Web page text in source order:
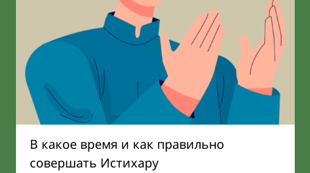
В какое время и как правильно
совершать Истихару